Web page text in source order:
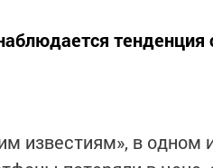
известиям», в одном